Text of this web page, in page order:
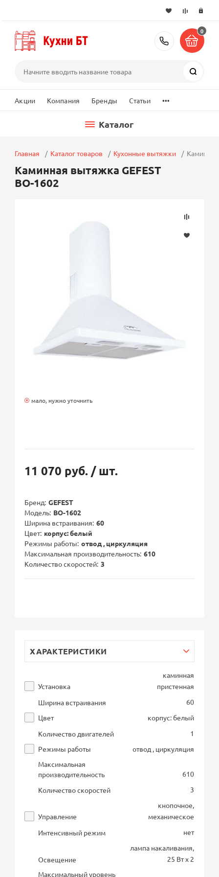
+7 (495)
0
Акции Компания Бренды Статьи ...
Каталог
Главная Каталог товаров Кухонные вытяжки
Каминная вытяжка GEFEST
ВО-1602
мало, нужно уточнить
11 070 руб. / шт.
Бренд GEFEST
Модель ВО-1602
Ширина встраивания 60
Цвет корпус: белый
Режимы работы отвод , циркуляция
Максимальная производительность 610
Количество скоростей 3
ХАРАКТЕРИСТИКИ
Установка
каминная
пристенная
Ширина встраивания
60
Цвет
корпус: белый
Количество двигателей
1
Режимы работы
отвод , циркуляция
Максимальная
производительность
610
Количество скоростей
3
Управление
кнопочное,
механическое
Интенсивный режим
нет
Освещение
лампа накаливания,
25 Вт х 2
Максимальный уровень